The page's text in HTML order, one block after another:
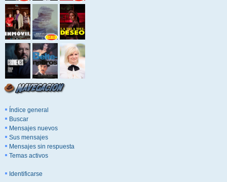
Índice general
Buscar
Mensajes nuevos
Sus mensajes
Mensajes sin respuesta
Temas activos
Identificarse